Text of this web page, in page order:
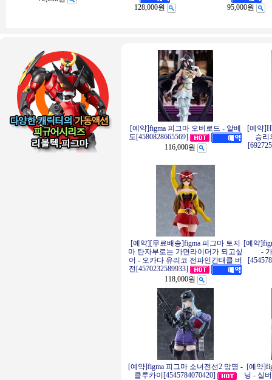
128,000원 95,000원
[예약]figma 피그마 오버로드 - 알베
도[4580828665569]
116,000원
[예약
승리
[예약][무료배송]figma 피그마 토지
마 탄자부로는 가면라이더가 되고싶
어 - 오카다 유리코 전파인간태클 버
전[4570232589933]
118,000원
[예약
-
[예약]figma 피그마 소녀전선2 망명 -
클루카이[4545784070420]
[예약
닝 - 실